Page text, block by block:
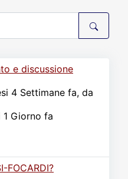
e discussione
4 Settimane fa, da
1 Giorno fa
FOCARDI?